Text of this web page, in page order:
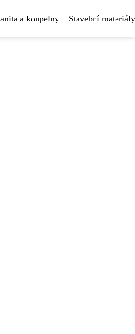
a koupelny Stavební materiály